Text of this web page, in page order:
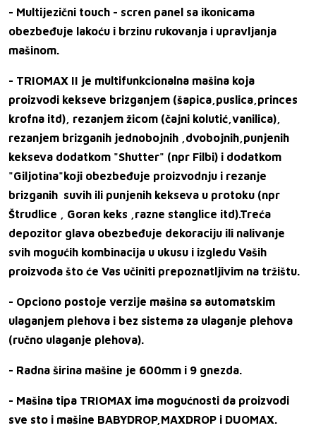
- Multijezični touch - scren panel sa ikonicama
obezbeđuje lakoću i brzinu rukovanja i upravljanja
mašinom.
- TRIOMAX II je multifunkcionalna mašina koja
proizvodi kekseve brizganjem (šapica,puslica,princes
krofna itd), rezanjem žicom (čajni kolutić,vanilica),
rezanjem brizganih jednobojnih ,dvobojnih,punjenih
kekseva dodatkom "Shutter" (npr Filbi) i dodatkom
"Giljotina"koji obezbeđuje proizvodnju i rezanje
brizganih suvih ili punjenih kekseva u protoku (npr
Štrudlice , Goran keks ,razne stanglice itd).Treća
depozitor glava obezbeđuje dekoraciju ili nalivanje
svih mogućih kombinacija u ukusu i izgledu Vaših
proizvoda što će Vas učiniti prepoznatljivim na tržištu.
- Opciono postoje verzije mašina sa automatskim
ulaganjem plehova i bez sistema za ulaganje plehova
(ručno ulaganje plehova).
- Radna širina mašine je 600mm i 9 gnezda.
- Mašina tipa TRIOMAX ima mogućnosti da proizvodi
sve sto i mašine BABYDROP,MAXDROP i DUOMAX.